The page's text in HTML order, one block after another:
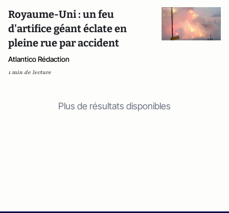
Royaume-Uni : un feu
d'artifice géant éclate en
pleine rue par accident
Atlantico Rédaction
1 min de lecture
Plus de résultats disponibles